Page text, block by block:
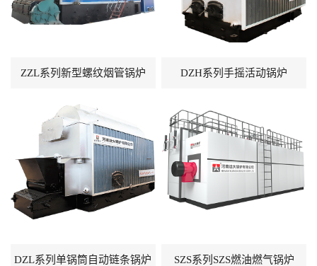
ZZL系列新型螺纹烟管锅炉 DZH系列手摇活动锅炉
DZL系列单锅筒自动链条锅炉 SZS系列SZS燃油燃气锅炉